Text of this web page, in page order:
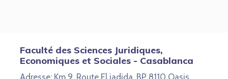
Faculté des Sciences Juridiques,
Economiques et Sociales - Casablanca
Adresse: Km 9, Route El jadida, BP 8110 Oasis